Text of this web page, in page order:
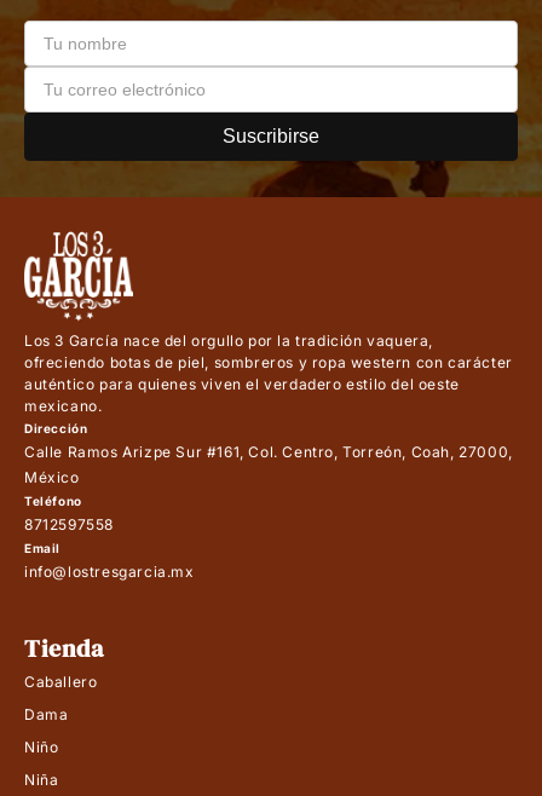
Suscribirse
Los 3 García nace del orgullo por la tradición vaquera,
ofreciendo botas de piel, sombreros y ropa western con carácter
auténtico para quienes viven el verdadero estilo del oeste
mexicano.
Dirección
Calle Ramos Arizpe Sur #161, Col. Centro, Torreón, Coah, 27000,
México
Teléfono
8712597558
Email
info@lostresgarcia.mx
Tienda
Caballero
Dama
Niño
Niña